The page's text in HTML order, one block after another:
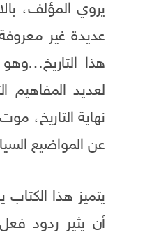
يروي المؤلف،
عديدة غير
هذا
لعديد المفاهيم
نهاية التاريخ،
عن المواضيع
يتميز هذا الكتاب
أن يثير ردود